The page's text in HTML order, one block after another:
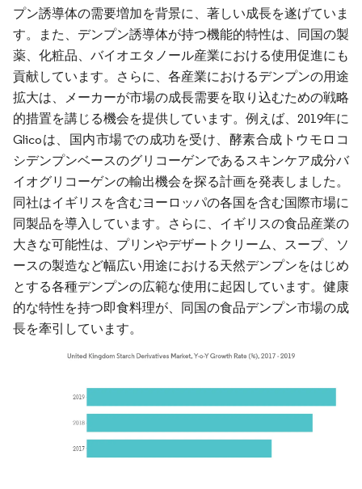
プン誘導体の需要増加を背景に、著しい成長を遂げていま
す。また、デンプン誘導体が持つ機能的特性は、同国の製
薬、化粧品、バイオエタノール産業における使用促進にも
貢献しています。さらに、各産業におけるデンプンの用途
拡大は、メーカーが市場の成長需要を取り込むための戦略
的措置を講じる機会を提供しています。例えば、2019年に
Glicoは、国内市場での成功を受け、酵素合成トウモロコ
シデンプンベースのグリコーゲンであるスキンケア成分バ
イオグリコーゲンの輸出機会を探る計画を発表しました。
同社はイギリスを含むヨーロッパの各国を含む国際市場に
同製品を導入しています。さらに、イギリスの食品産業の
大きな可能性は、プリンやデザートクリーム、スープ、ソ
ースの製造など幅広い用途における天然デンプンをはじめ
とする各種デンプンの広範な使用に起因しています。健康
的な特性を持つ即食料理が、同国の食品デンプン市場の成
長を牽引しています。